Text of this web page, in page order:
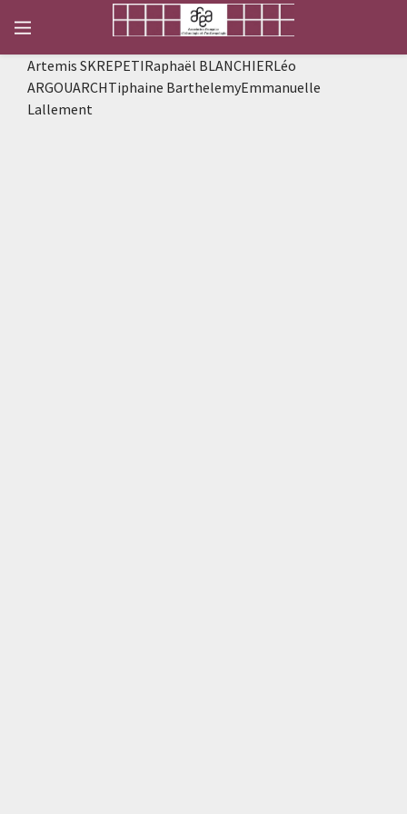
Artemis SKREPETIRaphaël BLANCHIERLéo
ARGOUARCHTiphaine BarthelemyEmmanuelle
Lallement